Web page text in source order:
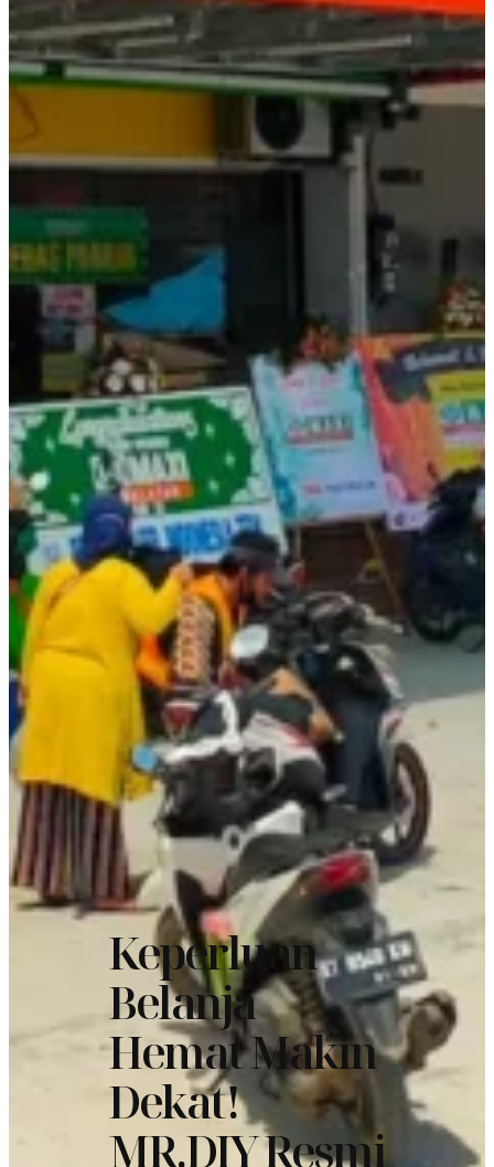
Keperluan
Belanja
Hemat Makin
Dekat!
MR.DIY Resmi